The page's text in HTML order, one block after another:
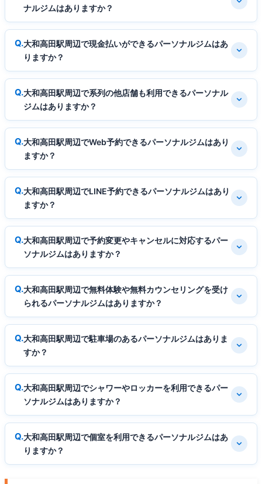
ナルジムはありますか？
大和高田駅周辺で現金払いができるパーソナルジムはあ
りますか？
大和高田駅周辺で系列の他店舗も利用できるパーソナル
ジムはありますか？
大和高田駅周辺でWeb予約できるパーソナルジムはあり
ますか？
大和高田駅周辺でLINE予約できるパーソナルジムはあり
ますか？
大和高田駅周辺で予約変更やキャンセルに対応するパー
ソナルジムはありますか？
大和高田駅周辺で無料体験や無料カウンセリングを受け
られるパーソナルジムはありますか？
大和高田駅周辺で駐車場のあるパーソナルジムはありま
すか？
大和高田駅周辺でシャワーやロッカーを利用できるパー
ソナルジムはありますか？
大和高田駅周辺で個室を利用できるパーソナルジムはあ
りますか？